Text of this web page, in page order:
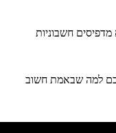
חשבוניות
למה שבאמת חשוב